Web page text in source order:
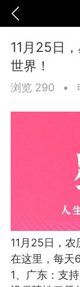
美业357
11月25日
世界！
浏览 290 •
11月25日，
在这里，每天
1、广东：支